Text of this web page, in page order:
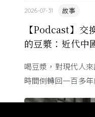
【Podcast】交
的豆漿：近代中
故事
2026-07-31
喝豆漿，對現代人
時間倒轉回一百多